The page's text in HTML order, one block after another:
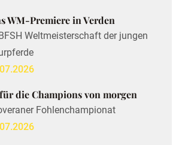
WM-Premiere in Verden
Weltmeisterschaft der jungen
die Champions von morgen
Fohlenchampionat